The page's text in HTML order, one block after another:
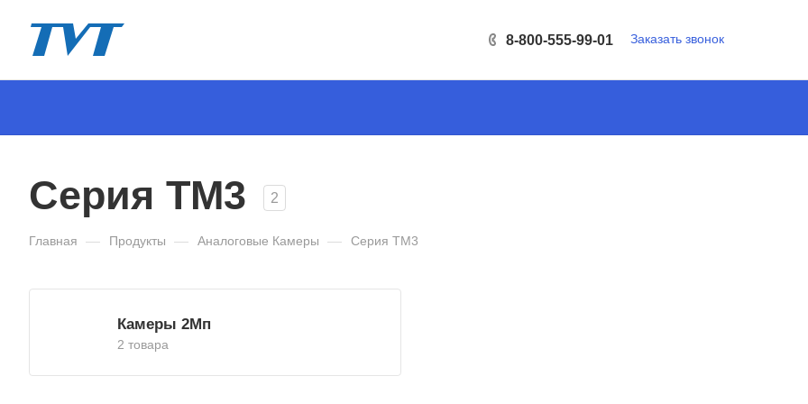
8-800-555-99-01 Заказать звонок
Серия TM3 2
Главная — Продукты — Аналоговые Камеры — Серия TM3
Камеры 2Мп
2 товара